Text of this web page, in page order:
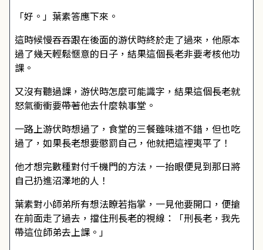
「好。」葉素答應下來。
這時候慢吞吞跟在後面的游伏時終於走了過來，他原本
過了幾天輕鬆愜意的日子，結果這個長老非要考核他功
課。
又沒有聽過課，游伏時怎麼可能識字，結果這個長老就
怒氣衝衝要帶著他去什麼執事堂。
一路上游伏時想過了，食堂的三餐雖味道不錯，但也吃
過了，如果長老想要懲罰自己，他就把這裡夷平了！
他才想完數種對付千機門的方法，一抬眼便見到那日將
自己扔進沼澤地的人！
葉素對小師弟所有想法瞭若指掌，一見他要開口，便搶
在前面走了過去，擋住刑長老的視線：「刑長老，我先
帶這位師弟去上課。」